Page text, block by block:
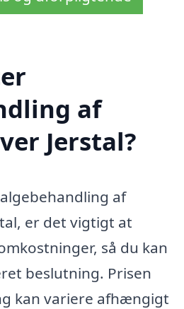
af
Jerstal?
af
er det vigtigt at
så du kan
beslutning. Prisen
kan variere afhængigt